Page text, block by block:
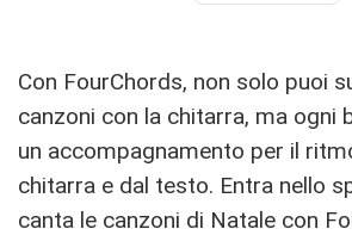
Con FourChords, non solo puoi
canzoni con la chitarra, ma ogni
un accompagnamento per il
chitarra e dal testo. Entra nello
canta le canzoni di Natale con